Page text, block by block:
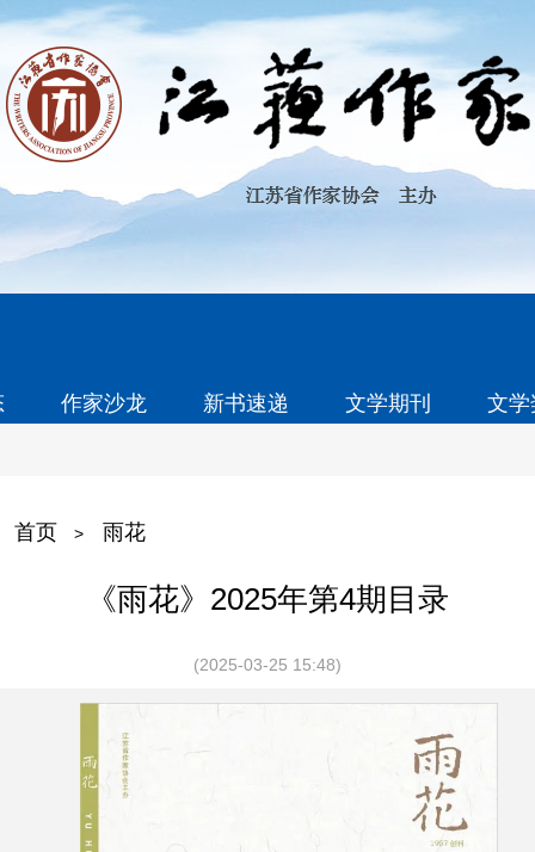
作家沙龙 新书速递 文学期刊 文
首页 > 雨花
《雨花》2025年第4期目录
(2025-03-25 15:48)